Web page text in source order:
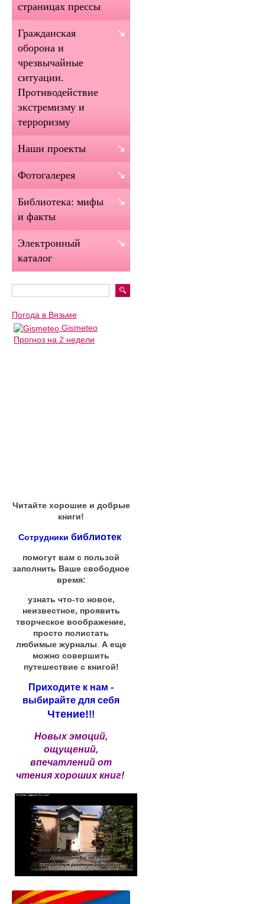
страницах прессы
Гражданская
оборона и
чрезвычайные
ситуации.
Противодействие
экстремизму и
терроризму
Наши проекты
Фотогалерея
Библиотека: мифы
и факты
Электронный
каталог
Погода в Вязьме
Gismeteo
Прогноз на 2 недели
Читайте хорошие и добрые
книги!
Сотрудники библиотек
помогут вам с пользой
заполнить Ваше свободное
время:
узнать что-то новое,
неизвестное, проявить
творческое воображение,
просто полистать
любимые журналы А еще
можно совершить
путешествие с книгой!
Приходите к нам -
выбирайте для себя
Чтение!!!
Новых эмоций,
ощущений,
впечатлений от
чтения хороших книг!